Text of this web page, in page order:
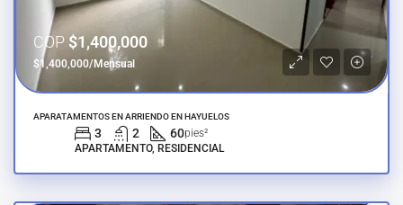
COP $1,400,000
$1,400,000/Mensual
APARATAMENTOS EN ARRIENDO EN HAYUELOS
3 2 60pies²
APARTAMENTO, RESIDENCIAL